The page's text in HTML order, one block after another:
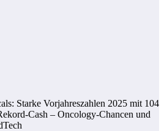
Starke Vorjahreszahlen 2025 mit 104
Cash – Oncology-Chancen und